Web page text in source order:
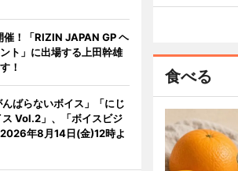
食べる
！「RIZIN JAPAN GP ヘ
ト」に出場する上田幹雄
！
んばらないボイス」「にじ
ス Vol.2」、「ボイスビジ
年8月14日(金)12時よ